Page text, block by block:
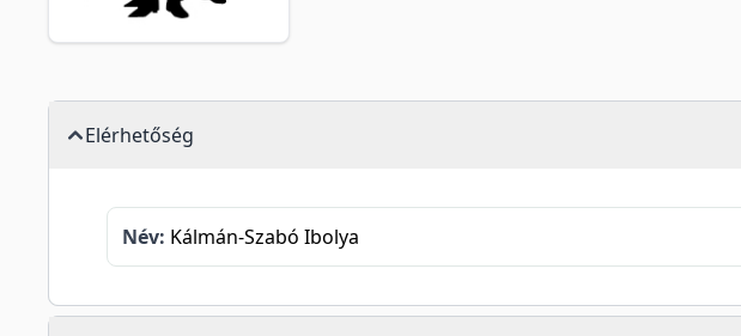
Elérhetőség
Név: Kálmán-Szabó Ibolya